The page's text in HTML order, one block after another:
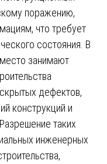
поражению,
что требует
состояния. В
занимают
дефектов,
конструкций и
таких
инженерных